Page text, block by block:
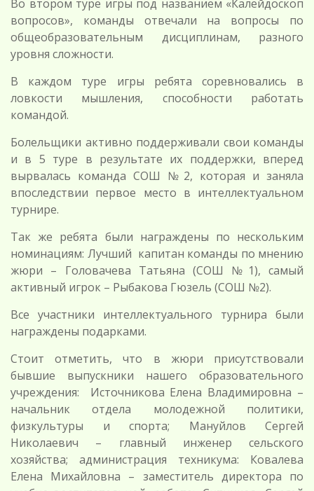
Во втором туре игры под названием «Калейдоскоп
вопросов», команды отвечали на вопросы по
общеобразовательным дисциплинам, разного
уровня сложности.
В каждом туре игры ребята соревновались в
ловкости мышления, способности работать
командой.
Болельщики активно поддерживали свои команды
и в 5 туре в результате их поддержки, вперед
вырвалась команда СОШ №2, которая и заняла
впоследствии первое место в интеллектуальном
турнире.
Так же ребята были награждены по нескольким
номинациям: Лучший капитан команды по мнению
жюри – Головачева Татьяна (СОШ №1), самый
активный игрок – Рыбакова Гюзель (СОШ №2).
Все участники интеллектуального турнира были
награждены подарками.
Стоит отметить, что в жюри присутствовали
бывшие выпускники нашего образовательного
учреждения: Источникова Елена Владимировна –
начальник отдела молодежной политики,
физкультуры и спорта; Мануйлов Сергей
Николаевич – главный инженер сельского
хозяйства; администрация техникума: Ковалева
Елена Михайловна – заместитель директора по